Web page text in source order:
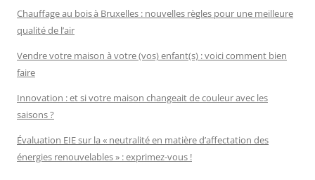
Chauffage au bois à Bruxelles : nouvelles règles pour une meilleure
qualité de l’air
Vendre votre maison à votre (vos) enfant(s) : voici comment bien
faire
Innovation : et si votre maison changeait de couleur avec les
saisons ?
Évaluation EIE sur la « neutralité en matière d’affectation des
énergies renouvelables » : exprimez-vous !